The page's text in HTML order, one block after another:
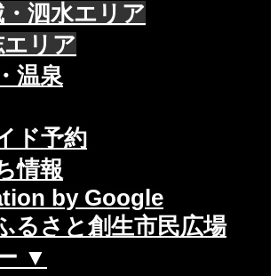
泗水エリア
エリア
温泉
ド予約
情報
by Google
るさと創生市民広場
▼